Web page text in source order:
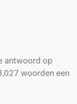
antwoord op
woorden een